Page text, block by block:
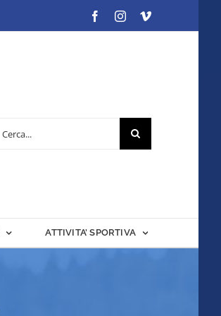
FacebookInstagramVimeo
ATTIVITA’ SPORTIVA